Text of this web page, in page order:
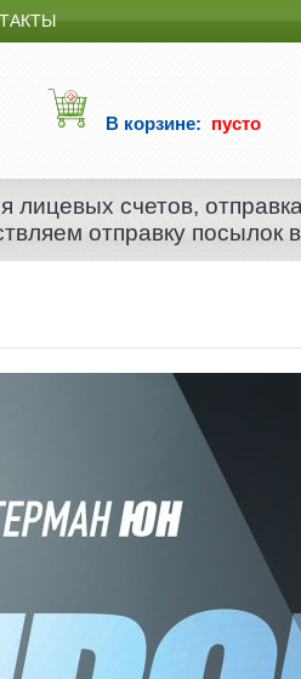
В корзине: пусто
лицевых счетов,
отправку посылок